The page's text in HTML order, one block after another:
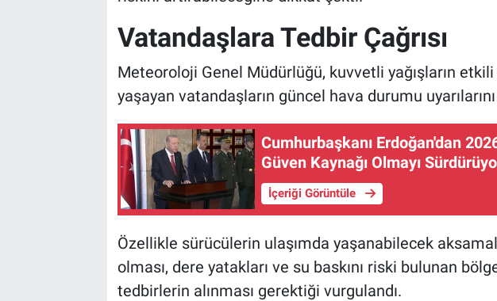
Vatandaşlara Tedbir Çağrısı
Meteoroloji Genel Müdürlüğü, kuvvetli yağışların
yaşayan vatandaşların güncel hava durumu
Cumhurbaşkanı Erdoğan'dan
Güven Kaynağı Olmayı
İçeriği Görüntüle
Özellikle sürücülerin ulaşımda yaşanabilecek
olması, dere yatakları ve su baskını riski bulunan
tedbirlerin alınması gerektiği vurgulandı.